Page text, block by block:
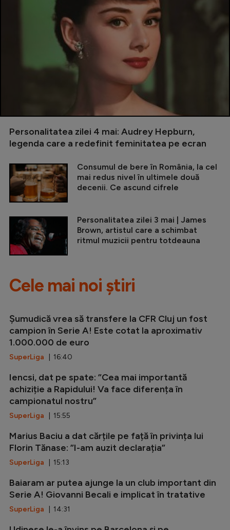
Personalitatea zilei 4 mai: Audrey Hepburn,
legenda care a redefinit feminitatea pe ecran
Consumul de bere în România, la cel
mai redus nivel în ultimele două
decenii. Ce ascund cifrele
Personalitatea zilei 3 mai | James
Brown, artistul care a schimbat
ritmul muzicii pentru totdeauna
Cele mai noi știri
Șumudică vrea să transfere la CFR Cluj un fost
campion în Serie A! Este cotat la aproximativ
1.000.000 de euro
SuperLiga | 16:40
Iencsi, dat pe spate: ”Cea mai importantă
achiziție a Rapidului! Va face diferența în
campionatul nostru”
SuperLiga | 15:55
Marius Baciu a dat cărțile pe față în privința lui
Florin Tănase: ”I-am auzit declarația”
SuperLiga | 15:13
Baiaram ar putea ajunge la un club important din
Serie A! Giovanni Becali e implicat în tratative
SuperLiga | 14:31